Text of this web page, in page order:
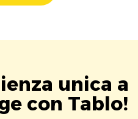
unica a
con Tablo!